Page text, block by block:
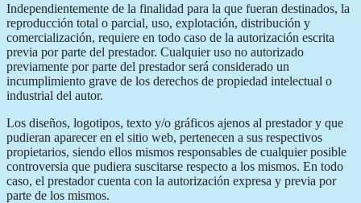
Independientemente de la finalidad para la que fueran destinados, la
reproducción total o parcial, uso, explotación, distribución y
comercialización, requiere en todo caso de la autorización escrita
previa por parte del prestador. Cualquier uso no autorizado
previamente por parte del prestador será considerado un
incumplimiento grave de los derechos de propiedad intelectual o
industrial del autor.
Los diseños, logotipos, texto y/o gráficos ajenos al prestador y que
pudieran aparecer en el sitio web, pertenecen a sus respectivos
propietarios, siendo ellos mismos responsables de cualquier posible
controversia que pudiera suscitarse respecto a los mismos. En todo
caso, el prestador cuenta con la autorización expresa y previa por
parte de los mismos.